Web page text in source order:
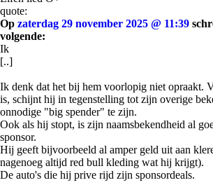
quote:
Op zaterdag 29 november 2025 @ 11:39
volgende:
Ik
[..]
Ik denk dat het bij hem voorlopig niet opraakt.
is, schijnt hij in tegenstelling tot zijn overige
onnodige "big spender" te zijn.
Ook als hij stopt, is zijn naamsbekendheid al
sponsor.
Hij geeft bijvoorbeeld al amper geld uit aan
nagenoeg altijd red bull kleding wat hij krijgt).
De auto's die hij prive rijd zijn sponsordeals.